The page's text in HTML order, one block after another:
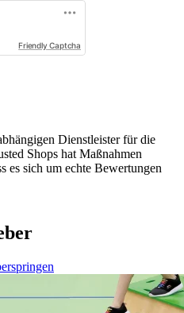
Friendly Captcha
Dienstleister für die
Shops hat Maßnahmen
es sich um echte Bewertungen